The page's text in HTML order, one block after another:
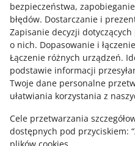
bezpieczeństwa,
błędów. Dostarczanie i
Zapisanie decyzji
o nich. Dopasowanie i
Łączenie różnych urządzeń.
podstawie informacji
Twoje dane personalne
ułatwiania korzystania z
Cele przetwarzania
dostępnych pod przyciskiem:
Zapytaj społeczność
Zajrzyj na Allegro